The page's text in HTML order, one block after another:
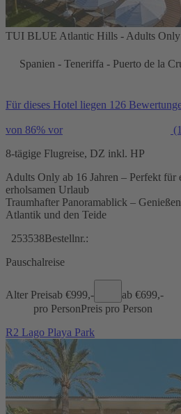
TUI BLUE Atlantic Hills - Adults
Spanien - Teneriffa - Puerto de la
Für dieses Hotel liegen 126
von 86% vor
8-tägige Flugreise, DZ inkl. HP
Adults Only ab 16 Jahren – Perfekt für
erholsamen Urlaub
Traumhafter Panoramablick –
Atlantik und den Teide
253538Bestellnr.:
Pauschalreise
Alter Preisab €999,- ab €699,-
pro PersonPreis pro Person
R2 Lago Playa Park